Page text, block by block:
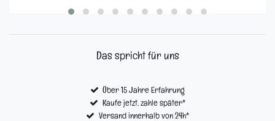
Das spricht für uns
Über 15 Jahre Erfahrung
Kaufe jetzt, zahle später*
Versand innerhalb von 24h*